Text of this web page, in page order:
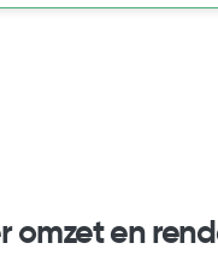
omzet en